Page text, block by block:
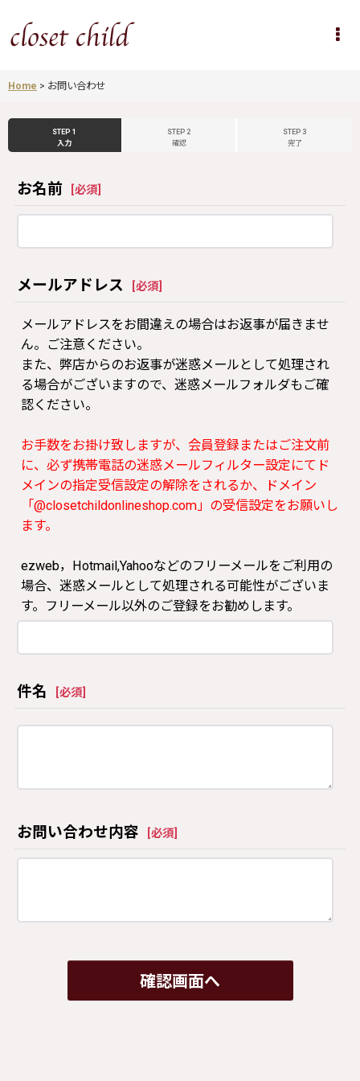
Home > お問い合わせ
STEP 1
入力
STEP 2
確認
STEP 3
完了
お名前 必須
メールアドレス 必須
メールアドレスをお間違えの場合はお返事が届きませ
ん。ご注意ください。
また、弊店からのお返事が迷惑メールとして処理され
る場合がございますので、迷惑メールフォルダもご確
認ください。
お手数をお掛け致しますが、会員登録またはご注文前
に、必ず携帯電話の迷惑メールフィルター設定にてド
メインの指定受信設定の解除をされるか、ドメイン
「@closetchildonlineshop.com」の受信設定をお願いし
ます。
ezweb，Hotmail,Yahooなどのフリーメールをご利用の
場合、迷惑メールとして処理される可能性がございま
す。フリーメール以外のご登録をお勧めします。
件名 必須
お問い合わせ内容 必須
確認画面へ